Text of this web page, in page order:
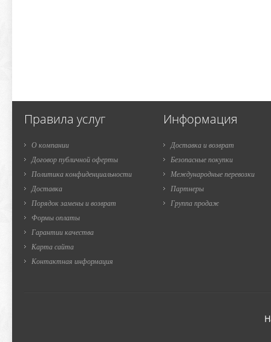
Правила услуг
О компании
Договор публичной оферты
Политика конфиденциальности
Доставка
Порядок замены и возврат
Формы оплаты
Гарантии качества
Карта сайта
Контактная информация
Информация
Доставка и возврат
Безопасные покупки
Международные перевозки
Партнеры
Группа продаж